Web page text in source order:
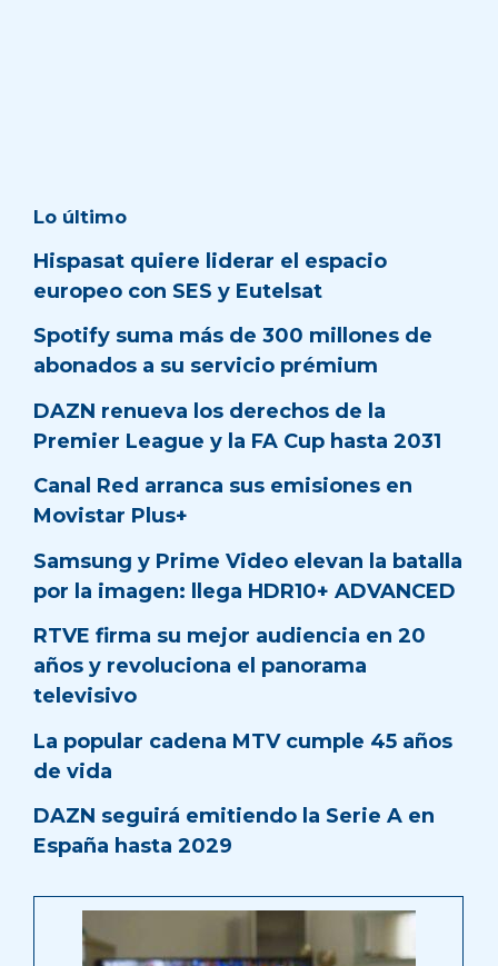
Lo último
Hispasat quiere liderar el espacio
europeo con SES y Eutelsat
Spotify suma más de 300 millones de
abonados a su servicio prémium
DAZN renueva los derechos de la
Premier League y la FA Cup hasta 2031
Canal Red arranca sus emisiones en
Movistar Plus+
Samsung y Prime Video elevan la batalla
por la imagen: llega HDR10+ ADVANCED
RTVE firma su mejor audiencia en 20
años y revoluciona el panorama
televisivo
La popular cadena MTV cumple 45 años
de vida
DAZN seguirá emitiendo la Serie A en
España hasta 2029